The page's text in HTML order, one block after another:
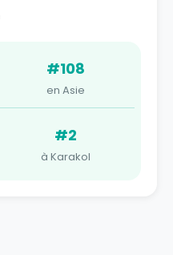
#108
en Asie
#2
à Karakol